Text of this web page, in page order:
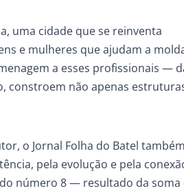
uma cidade que se reinventa
e mulheres que ajudam a
a esses profissionais —
constroem não apenas
o Jornal Folha do Batel
pela evolução e pela
número 8 — resultado da soma